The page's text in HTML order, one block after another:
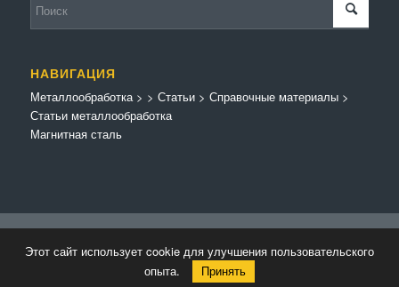
НАВИГАЦИЯ
Металлообработка>
Статьи металлообработка
> Статьи> Справочные материалы>
Магнитная сталь
Kriesi
Этот сайт использует cookie для улучшения пользовательского
опыта.
Принять